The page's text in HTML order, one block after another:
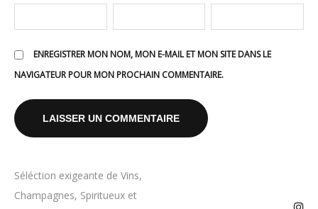
ENREGISTRER MON NOM, MON E-MAIL ET MON SITE DANS LE
NAVIGATEUR POUR MON PROCHAIN COMMENTAIRE.
Séléction exigeante de Vins,
Champagnes, Spiritueux et